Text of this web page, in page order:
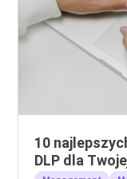
10
DLP dla